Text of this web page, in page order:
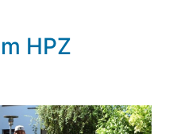
HPZ